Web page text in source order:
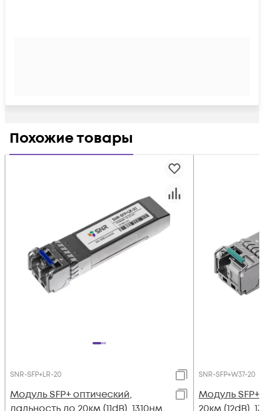
Похожие товары
SNR-SFP+LR-20
Модуль SFP+ оптический,
SNR-SFP+W37-20
Модуль SFP+